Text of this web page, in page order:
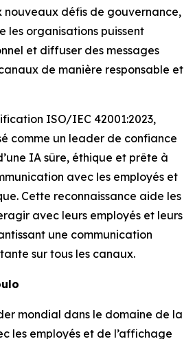
nouveaux défis de gouvernance,
les organisations puissent
et diffuser des messages
de manière responsable et
ISO/IEC 42001:2023,
comme un leader de confiance
IA sûre, éthique et prête à
avec les employés et
Cette reconnaissance aide les
avec leurs employés et leurs
une communication
sur tous les canaux.
mondial dans le domaine de la
les employés et de l’affichage